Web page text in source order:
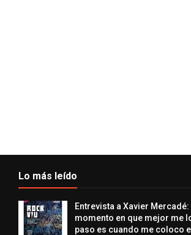
Lo más leído
Entrevista a Xavier Mercadé:
momento en que mejor me
paso es cuando me coloco